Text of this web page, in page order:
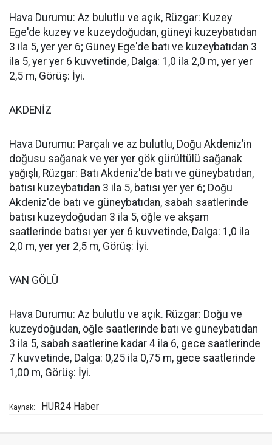
Hava Durumu: Az bulutlu ve açık, Rüzgar: Kuzey
Ege'de kuzey ve kuzeydoğudan, güneyi kuzeybatıdan
3 ila 5, yer yer 6; Güney Ege'de batı ve kuzeybatıdan 3
ila 5, yer yer 6 kuvvetinde, Dalga: 1,0 ila 2,0 m, yer yer
2,5 m, Görüş: İyi.
AKDENİZ
Hava Durumu: Parçalı ve az bulutlu, Doğu Akdeniz’in
doğusu sağanak ve yer yer gök gürültülü sağanak
yağışlı, Rüzgar: Batı Akdeniz'de batı ve güneybatıdan,
batısı kuzeybatıdan 3 ila 5, batısı yer yer 6; Doğu
Akdeniz'de batı ve güneybatıdan, sabah saatlerinde
batısı kuzeydoğudan 3 ila 5, öğle ve akşam
saatlerinde batısı yer yer 6 kuvvetinde, Dalga: 1,0 ila
2,0 m, yer yer 2,5 m, Görüş: İyi.
VAN GÖLÜ
Hava Durumu: Az bulutlu ve açık. Rüzgar: Doğu ve
kuzeydoğudan, öğle saatlerinde batı ve güneybatıdan
3 ila 5, sabah saatlerine kadar 4 ila 6, gece saatlerinde
7 kuvvetinde, Dalga: 0,25 ila 0,75 m, gece saatlerinde
1,00 m, Görüş: İyi.
Kaynak: HÜR24 Haber